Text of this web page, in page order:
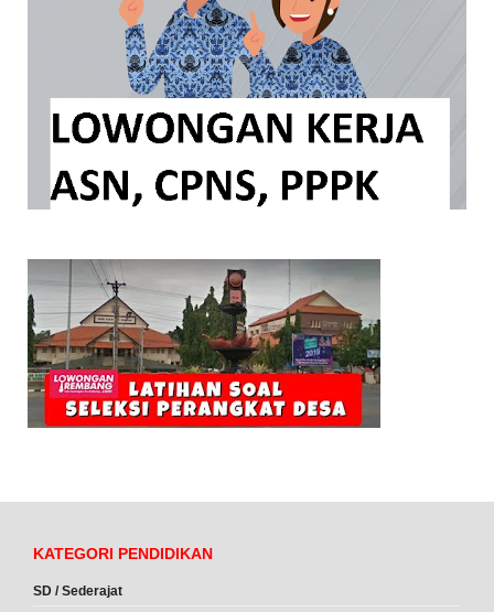
KATEGORI PENDIDIKAN
SD / Sederajat